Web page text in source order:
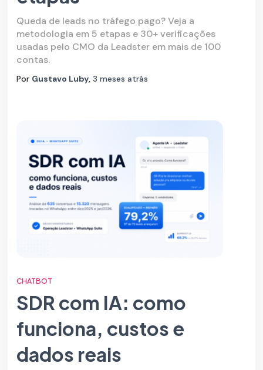
Queda de leads no tráfego pago? Veja a
metodologia em 5 etapas e 30+ verificações
usadas pelo CMO da Leadster em mais de 100
contas.
Por Gustavo Luby,3 meses atrás
CHATBOT
SDR com IA: como
funciona, custos e
dados reais